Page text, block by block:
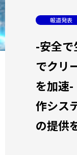
報道発表
-安全で
でクリ
を加速
作シス
の提供